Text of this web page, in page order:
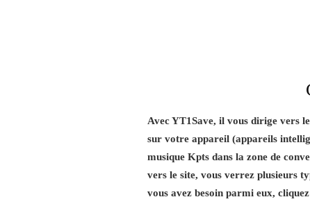
Avec YT1Save, il vous dirige vers
sur votre appareil (appareils
musique Kpts dans la zone de
vers le site, vous verrez plusieurs
vous avez besoin parmi eux,